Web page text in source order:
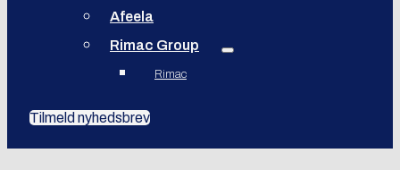
Afeela
Rimac Group
Rimac
Tilmeld nyhedsbrev